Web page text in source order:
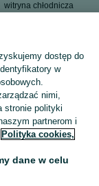
witryna chłodnicza
Sprzedaż sprzętu i wyposażenia dla firm Kraków ▶️ maszyny, biuro i inne ✅ Nowe i używane w atrakcyjnych cenach ✌ Sprawdź oferty na OLX.pl!
dostęp do
w
nimi,
stronie polityki
partnerom i
Polityka cookies,
dane w celu